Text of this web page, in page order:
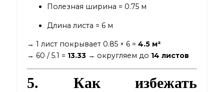
Полезная ширина = 0.75 м
Длина листа = 6 м
→ 1 лист покрывает 0.85 × 6 =4.5 м²
→ 60 / 5.1 = 13.33 → округляем до 14 листов
5. Как избежать